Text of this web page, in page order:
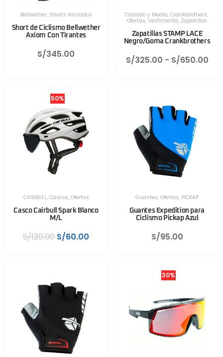
Bellwether, Shorts Alicrados
Short de Ciclismo Bellwether
Axiom Con Tirantes
S/345.00
Calzado y Media, Crankbrothers,
Ofertas, Vestimenta, Zapatillas
Zapatillas STAMP LACE
Negro/Goma Crankbrothers
S/325.00 - S/650.00
50%
CAIRBULL, Cascos, Ofertas
Casco Cairbull Spark Blanco
M/L
S/120.00 S/60.00
Guantes, Ofertas, PICKAP
Guantes Expedition para
Ciclismo Pickap Azul
S/95.00
30%